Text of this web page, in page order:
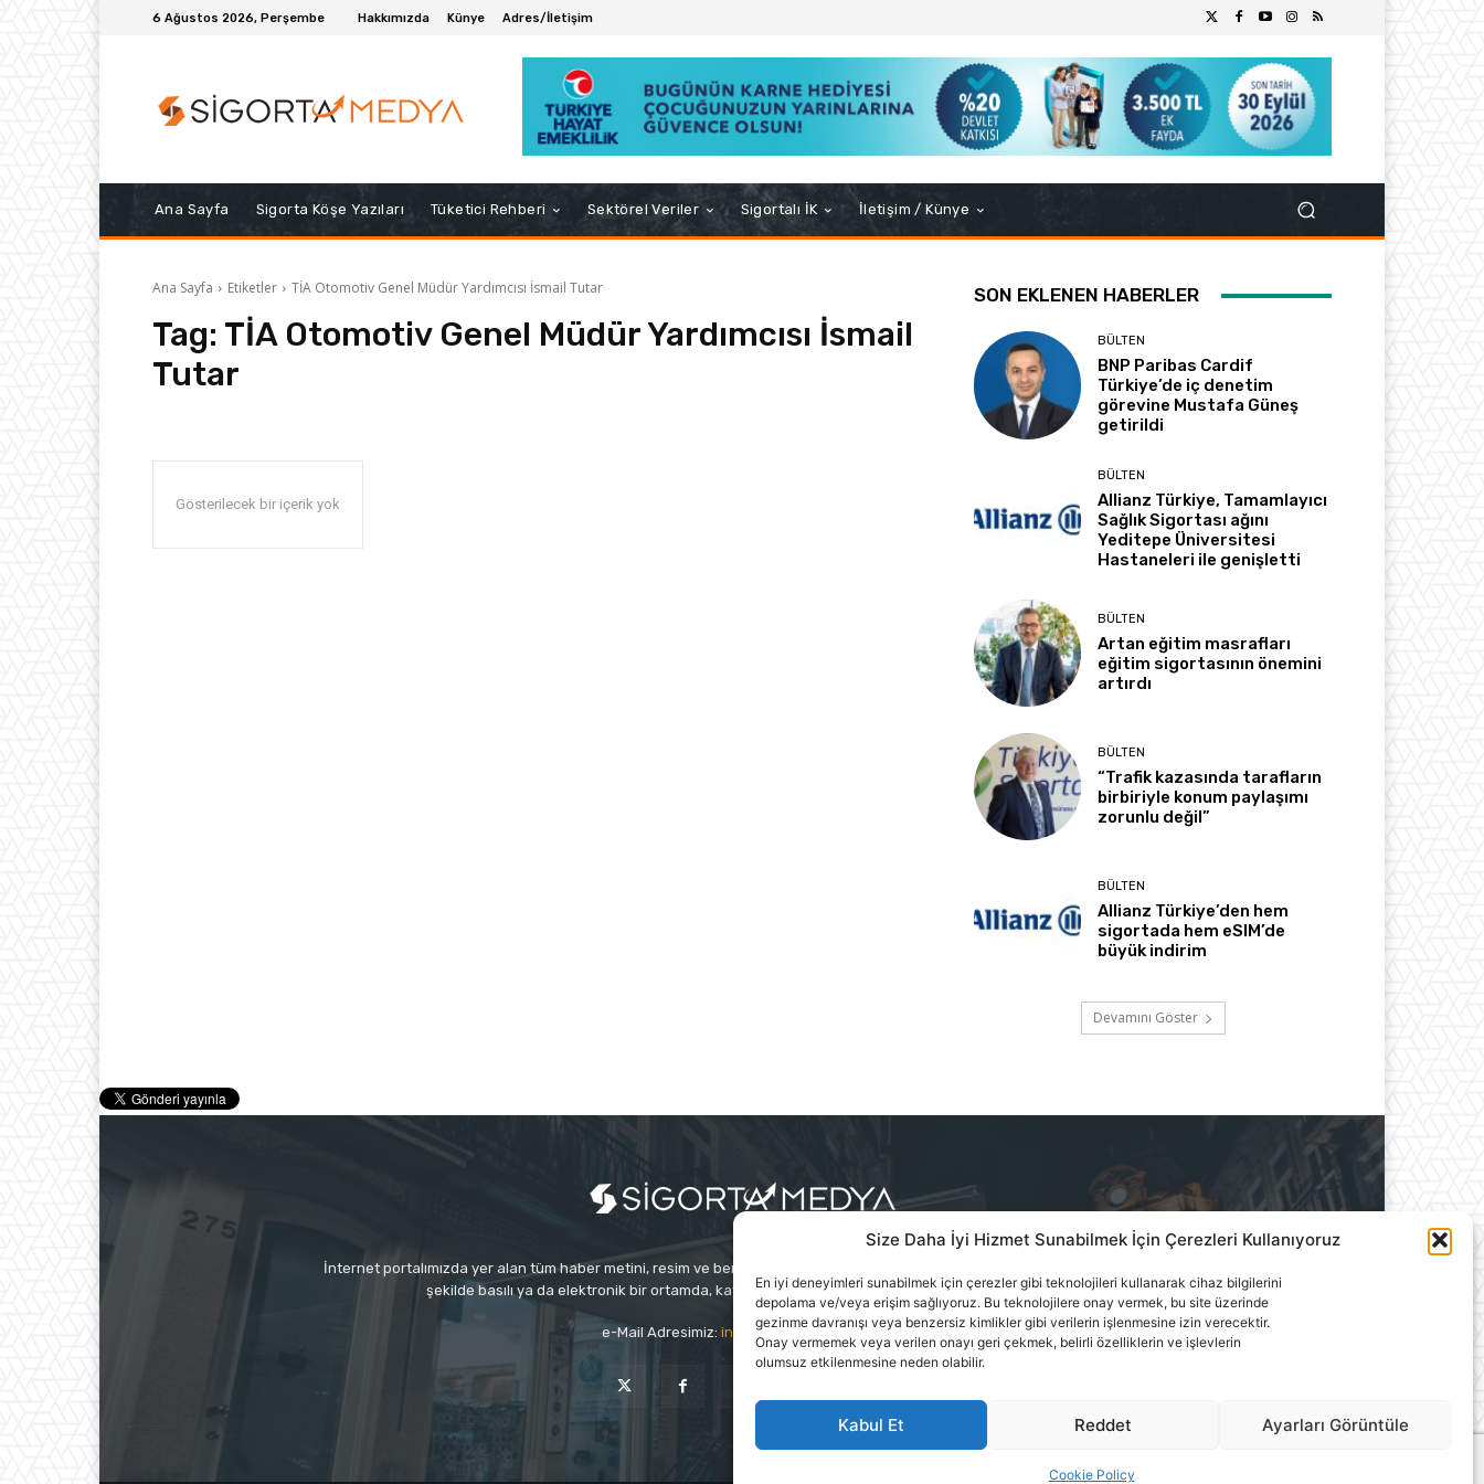
Size Daha İyi Hizmet Sunabilmek İçin Çerezleri Kullanıyoruz
En iyi deneyimleri sunabilmek için çerezler gibi teknolojileri kullanarak cihaz bilgilerini
depolama ve/veya erişim sağlıyoruz. Bu teknolojilere onay vermek, bu site üzerinde
gezinme davranışı veya benzersiz kimlikler gibi verilerin işlenmesine izin verecektir.
Onay vermemek veya verilen onayı geri çekmek, belirli özelliklerin ve işlevlerin
olumsuz etkilenmesine neden olabilir.
Kabul Et Reddet Ayarları Görüntüle
Cookie Policy
6 Ağustos 2026, Perşembe Hakkımızda Künye Adres/İletişim
Ana Sayfa Sigorta Köşe Yazıları Tüketici Rehberi Sektörel Veriler Sigortalı İK İletişim / Künye
Ana Sayfa Etiketler TİA Otomotiv Genel Müdür Yardımcısı İsmail Tutar
Tag: TİA Otomotiv Genel Müdür Yardımcısı İsmail
Tutar
Gösterilecek bir içerik yok
SON EKLENEN HABERLER
BÜLTEN
BNP Paribas Cardif
Türkiye’de iç denetim
görevine Mustafa Güneş
getirildi
BÜLTEN
Allianz Türkiye, Tamamlayıcı
Sağlık Sigortası ağını
Yeditepe Üniversitesi
Hastaneleri ile genişletti
BÜLTEN
Artan eğitim masrafları
eğitim sigortasının önemini
artırdı
BÜLTEN
“Trafik kazasında tarafların
birbiriyle konum paylaşımı
zorunlu değil”
BÜLTEN
Allianz Türkiye’den hem
sigortada hem eSIM’de
büyük indirim
Devamını Göster
İnternet portalımızda yer alan tüm haber metini, resim ve benzeri içeriğin hakları Sigortamedya Yayıncılık A.Ş.'ye aittir. Hiçbir
şekilde basılı ya da elektronik bir ortamda, kaynak gösterilse bile izin alınmadan kullanılamaz.
e-Mail Adresimiz: info@sigortamedia.com